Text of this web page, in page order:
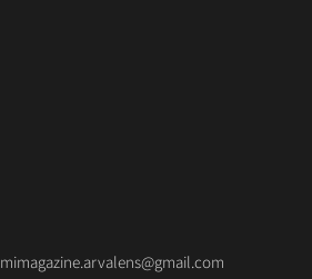
mimagazine.arvalens@gmail.com